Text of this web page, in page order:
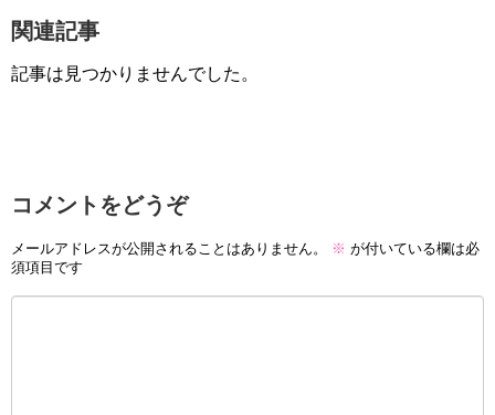
関連記事
記事は見つかりませんでした。
コメントをどうぞ
メールアドレスが公開されることはありません。 ※ が付いている欄は必
須項目です